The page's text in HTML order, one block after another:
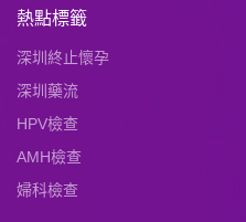
熱點標籤
深圳終止懷孕
深圳藥流
HPV檢查
AMH檢查
婦科檢查